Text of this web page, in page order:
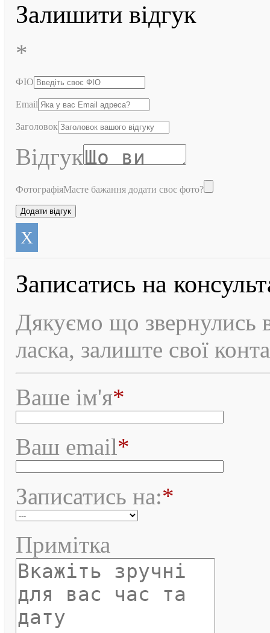
Залишити відгук
*
ФІО
Email
Заголовок
Відгук
ФотографіяМаєте бажання додати своє фото?
X
Записатись на
Дякуємо що звернулись
ласка, залиште свої
Ваше ім'я*
Ваш email*
Записатись на:*
Примітка